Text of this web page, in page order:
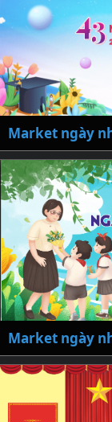
Market ngày
Market ngày